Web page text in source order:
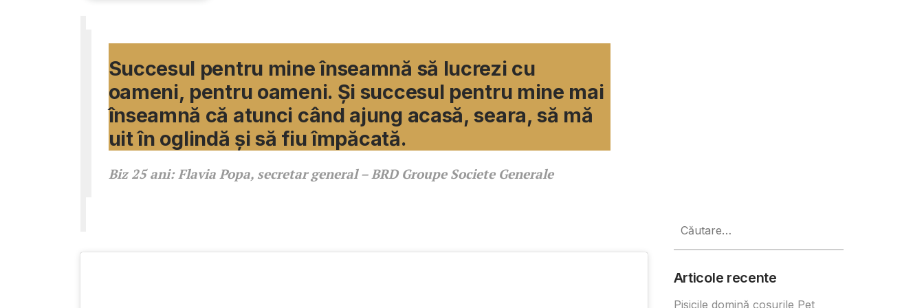
Biz 25 ani: Flavia Popa – BRD Groupe Societe Generale
Succesul pentru mine înseamnă să lucrezi cu
oameni, pentru oameni. Și succesul pentru mine mai
înseamnă că atunci când ajung acasă, seara, să mă
uit în oglindă și să fiu împăcată.
Biz 25 ani: Flavia Popa, secretar general – BRD Groupe Societe Generale
după:
Articole recente
Pisicile domină coșurile Pet